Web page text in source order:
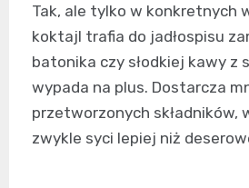
Tak, ale tylko w konkretnych
koktajl trafia do jadłospisu
batonika czy słodkiej kawy z
wypada na plus. Dostarcza
przetworzonych składników,
zwykle syci lepiej niż